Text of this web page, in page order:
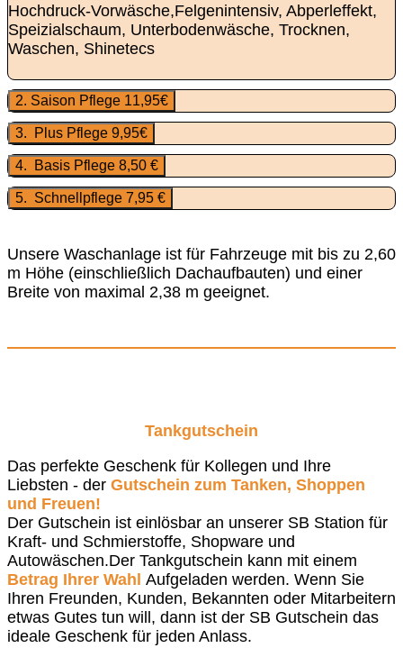
Hochdruck-Vorwäsche,Felgenintensiv, Abperleffekt,
Speizialschaum, Unterbodenwäsche, Trocknen,
Waschen, Shinetecs
2. Saison Pflege 11,95€
3. Plus Pflege 9,95€
4. Basis Pflege 8,50 €
5. Schnellpflege 7,95 €
Unsere Waschanlage ist für Fahrzeuge mit bis zu 2,60
m Höhe (einschließlich Dachaufbauten) und einer
Breite von maximal 2,38 m geeignet.
Tankgutschein
Das perfekte Geschenk für Kollegen und Ihre
Liebsten - der Gutschein zum Tanken, Shoppen
und Freuen!
Der Gutschein ist einlösbar an unserer SB Station für
Kraft- und Schmierstoffe, Shopware und
Autowäschen.Der Tankgutschein kann mit einem
Betrag Ihrer Wahl Aufgeladen werden. Wenn Sie
Ihren Freunden, Kunden, Bekannten oder Mitarbeitern
etwas Gutes tun will, dann ist der SB Gutschein das
ideale Geschenk für jeden Anlass.